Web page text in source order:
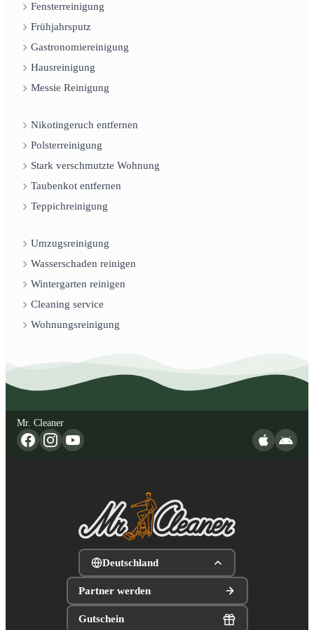
Fensterreinigung
Frühjahrsputz
Gastronomiereinigung
Hausreinigung
Messie Reinigung
Nikotingeruch entfernen
Polsterreinigung
Stark verschmutzte Wohnung
Taubenkot entfernen
Teppichreinigung
Umzugsreinigung
Wasserschaden reinigen
Wintergarten reinigen
Cleaning service
Wohnungsreinigung
Mr. Cleaner
Deutschland
Partner werden
Gutschein